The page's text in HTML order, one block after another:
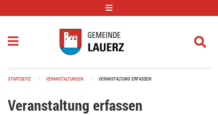
STARTSEITE VERANSTALTUNGEN VERANSTALTUNG ERFASSEN
Veranstaltung erfassen